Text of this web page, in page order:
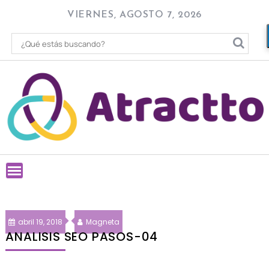
content
VIERNES, AGOSTO 7, 2026
abril 19, 2018 Magneta
ANALISIS SEO PASOS-04